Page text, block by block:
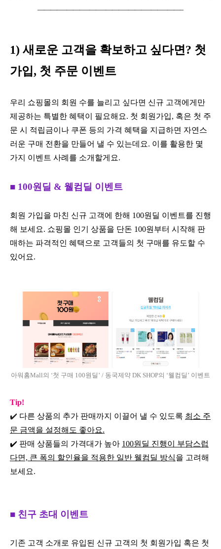
1) 새로운 고객을 확보하고 싶다면? 첫
가입, 첫 주문 이벤트
우리 쇼핑몰의 회원 수를 늘리고 싶다면 신규 고객에게만
제공하는 특별한 혜택이 필요해요. 첫 회원가입, 혹은 첫 주
문 시 적립금이나 쿠폰 등의 가격 혜택을 지급하면 자연스
러운 구매 전환을 만들어 낼 수 있는데요. 이를 활용한 몇
가지 이벤트 사례를 소개할게요.
■ 100원딜 & 웰컴딜 이벤트
회원 가입을 마친 신규 고객에 한해 100원딜 이벤트를 진행
해 보세요. 쇼핑몰 인기 상품을 단돈 100원부터 시작해 판
매하는 파격적인 혜택으로 고객들의 첫 구매를 유도할 수
있어요.
아워홈Mall의 ‘첫 구매 100원딜’ / 동국제약 DK SHOP의 ‘웰컴딜’ 이벤트
Tip!
✔️ 다른 상품의 추가 판매까지 이끌어 낼 수 있도록 최소 주
문 금액을 설정해도 좋아요.
✔️ 판매 상품들의 가격대가 높아 100원딜 진행이 부담스럽
다면, 큰 폭의 할인율을 적용한 일반 웰컴딜 방식을 고려해
보세요.
■ 친구 초대 이벤트
기존 고객 소개로 유입된 신규 고객의 첫 회원가입 혹은 첫